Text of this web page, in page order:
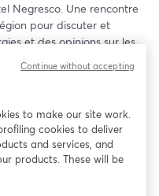
Negresco. Une rencontre
pour discuter et
et des opinions sur les
avantages et les
véritable stratégi de
de :
to make our site work.
cookies to deliver
and services, and
products. These will be
Continue without accepting